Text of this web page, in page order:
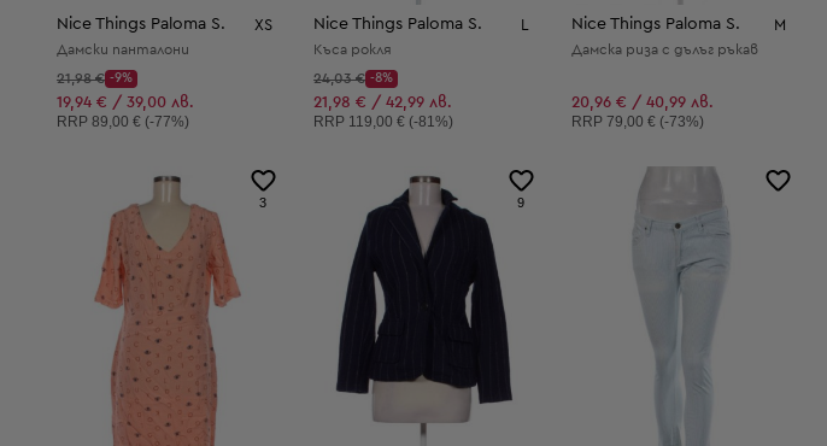
Nice Things Paloma S. XS
Дамски панталони
Начална цена:
21,98 €
Discount Price:
-9%
Намалена цена:
19,94 € / 39,00 лв.
Препоръчителна цена:
RRP 89,00 € (-77%)
Nice Things Paloma S.
Къса рокля
Начална цена:
24,03 €
Discount Price:
-8%
Намалена цена:
21,98 € / 42,99 лв.
Препоръчителна цена:
RRP 119,00 € (-81%)
Nice Things Paloma S. M
Дамска риза с дълъг ръкав
20,96 € / 40,99 лв.
Препоръчителна цена:
RRP 79,00 € (-73%)
3 9